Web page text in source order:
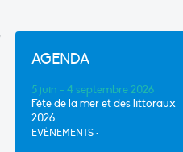
AGENDA
5 juin - 4 septembre 2026
Fête de la mer et des littoraux
2026
EVÈNEMENTS •